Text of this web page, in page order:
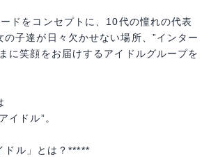
ドをコンセプトに、10代の憧れの代表
子達が日々欠かせない場所、”インター
に笑顔をお届けするアイドルグループを
イドル”。
ドル」とは？*****